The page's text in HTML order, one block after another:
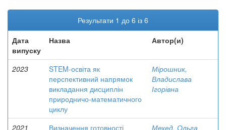
Результати 1 до 6 із 6
Дата
випуску
Назва Автор(и)
2023
STEM-освіта як
перспективний напрямок
викладання дисциплін
природничо-математичного
циклу
Мірошник,
Владислава
Ігорівна
2021
Визначення готовності
Мехед, Ольга